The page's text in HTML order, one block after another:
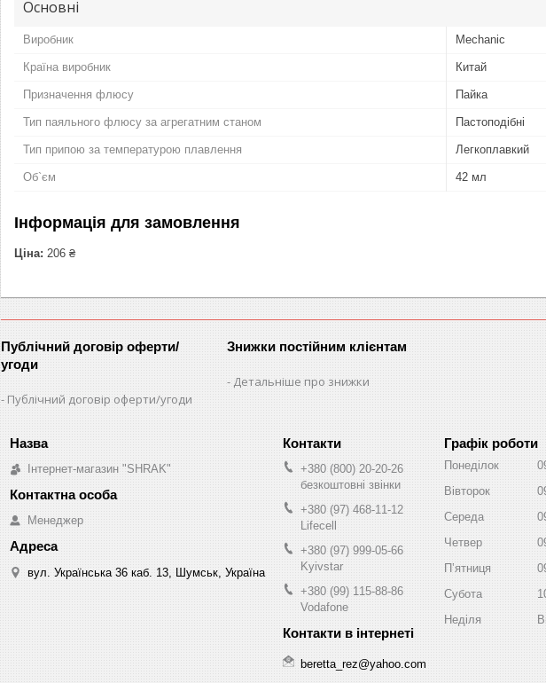
Основні
Виробник Mechanic
Країна виробник Китай
Призначення флюсу Пайка
Тип паяльного флюсу за агрегатним станом Пастоподібні
Тип припою за температурою плавлення Легкоплавкий
Об`єм 42 мл
Інформація для замовлення
Ціна: 206 ₴
Публічний договір оферти/
угоди
Публічний договір оферти/угоди
Знижки постійним клієнтам
Детальніше про знижки
Інтернет-магазин "SHRAK"
Менеджер
вул. Українська 36 каб. 13, Шумськ, Україна
+380 (800) 20-20-26
безкоштовні звінки
+380 (97) 468-11-12
Lifecell
+380 (97) 999-05-66
Kyivstar
+380 (99) 115-88-86
Vodafone
beretta_rez@yahoo.com
Графік роботи
Понеділок
Вівторок
Середа
Четвер
Пʼятниця
Субота
Неділя